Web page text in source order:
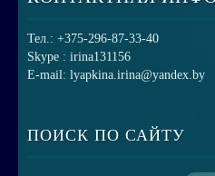
Тел.: +375-296-87-33-40
Skype : irina131156
E-mail: lyapkina.irina@yandex.by
ПОИСК ПО САЙТУ